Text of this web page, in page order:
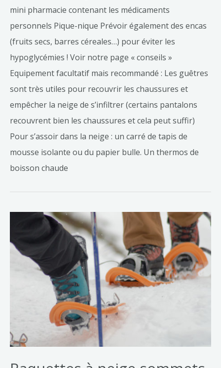
mini pharmacie contenant les médicaments
personnels Pique-nique Prévoir également des encas
(fruits secs, barres céreales…) pour éviter les
hypoglycémies ! Voir notre page « conseils »
Equipement facultatif mais recommandé : Les guêtres
sont très utiles pour recouvrir les chaussures et
empêcher la neige de s’infiltrer (certains pantalons
recouvrent bien les chaussures et cela peut suffir)
Pour s’assoir dans la neige : un carré de tapis de
mousse isolante ou du papier bulle. Un thermos de
boisson chaude